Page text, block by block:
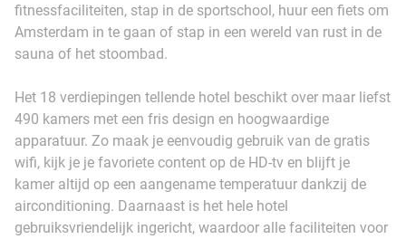
fitnessfaciliteiten, stap in de sportschool, huur een fiets om
Amsterdam in te gaan of stap in een wereld van rust in de
sauna of het stoombad.
Het 18 verdiepingen tellende hotel beschikt over maar liefst
490 kamers met een fris design en hoogwaardige
apparatuur. Zo maak je eenvoudig gebruik van de gratis
wifi, kijk je je favoriete content op de HD-tv en blijft je
kamer altijd op een aangename temperatuur dankzij de
airconditioning. Daarnaast is het hele hotel
gebruiksvriendelijk ingericht, waardoor alle faciliteiten voor